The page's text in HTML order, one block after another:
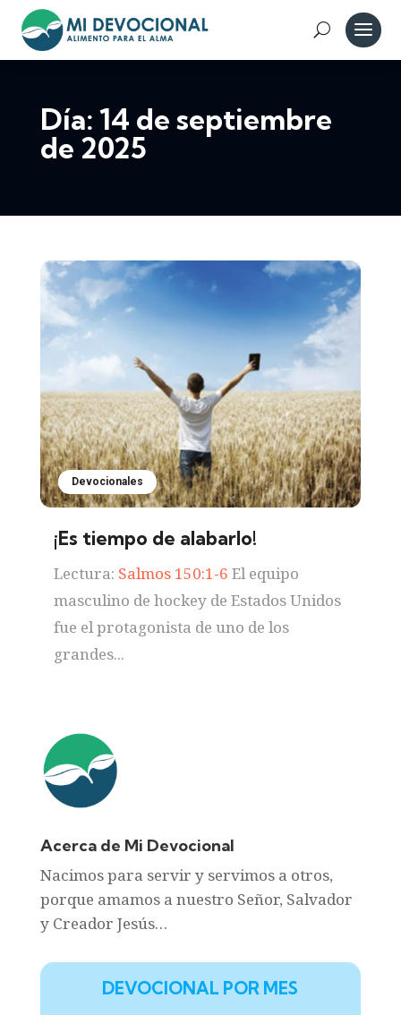
Día: 14 de septiembre
de 2025
Devocionales
¡Es tiempo de alabarlo!
Lectura: Salmos 150:1-6 El equipo
masculino de hockey de Estados Unidos
fue el protagonista de uno de los
grandes...
Acerca de Mi Devocional
Nacimos para servir y servimos a otros,
porque amamos a nuestro Señor, Salvador
y Creador Jesús…
DEVOCIONAL POR MES